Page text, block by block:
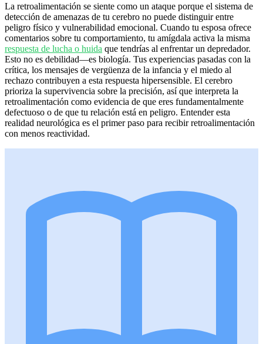
La retroalimentación se siente como un ataque porque el sistema de
detección de amenazas de tu cerebro no puede distinguir entre
peligro físico y vulnerabilidad emocional. Cuando tu esposa ofrece
comentarios sobre tu comportamiento, tu amígdala activa la misma
respuesta de lucha o huida que tendrías al enfrentar un depredador.
Esto no es debilidad—es biología. Tus experiencias pasadas con la
crítica, los mensajes de vergüenza de la infancia y el miedo al
rechazo contribuyen a esta respuesta hipersensible. El cerebro
prioriza la supervivencia sobre la precisión, así que interpreta la
retroalimentación como evidencia de que eres fundamentalmente
defectuoso o de que tu relación está en peligro. Entender esta
realidad neurológica es el primer paso para recibir retroalimentación
con menos reactividad.